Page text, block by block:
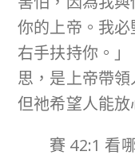
你的上帝。我
右手扶持你。
思，是上帝帶
但祂希望人能放
賽 42:1 看